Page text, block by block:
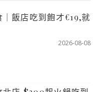
飯店吃到飽才€19,就
2026-08-08